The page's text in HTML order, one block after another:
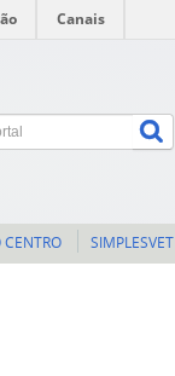
Canais
SIMPLESVET